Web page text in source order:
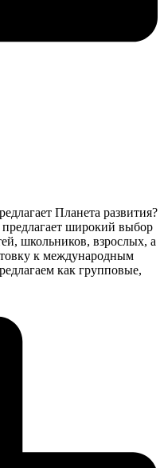
Планета развития?
широкий выбор
школьников, взрослых, а
к международным
как групповые,